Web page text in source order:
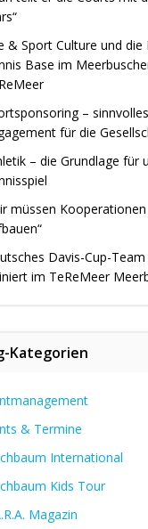
& Sport Culture und die
Base im
– sinnvolles
für die
– die Grundlage für
müssen Kooperationen
Davis-Cup-Team
im TeReMeer
Kategorien
& Termine
International
Kids Tour
Magazin